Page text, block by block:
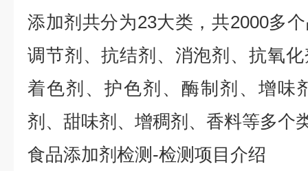
添加剂共分为23大类，共2000多
调节剂、抗结剂、消泡剂、抗氧
着色剂、护色剂、酶制剂、增味
剂、甜味剂、增稠剂、香料等多个
食品添加剂 检测 -检测 项目介绍